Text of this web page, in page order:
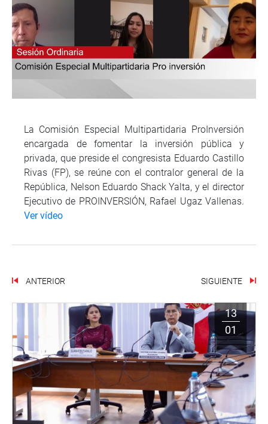
La Comisión Especial Multipartidaria ProInversión
encargada de fomentar la inversión pública y
privada, que preside el congresista Eduardo Castillo
Rivas (FP), se reúne con el contralor general de la
República, Nelson Eduardo Shack Yalta, y el director
Ejecutivo de PROINVERSIÓN, Rafael Ugaz Vallenas.
Ver vídeo
ANTERIOR SIGUIENTE
13
01